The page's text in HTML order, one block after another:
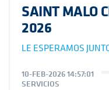
SAINT MALO
2026
LE ESPERAMOS
10-FEB-2026 14:57:01
SERVICIOS